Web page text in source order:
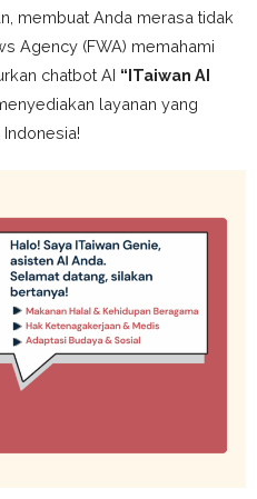
membuat Anda merasa tidak
Agency (FWA) memahami
chatbot AI “ ITaiwan AI
layanan yang